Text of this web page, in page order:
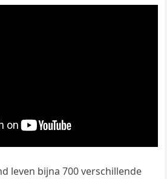
leven bijna 700 verschillende